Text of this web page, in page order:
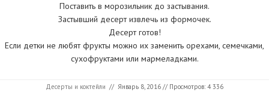
Поставить в морозильник до застывания.
Застывший десерт извлечь из формочек.
Десерт готов!
Если детки не любят фрукты можно их заменить орехами, семечками,
сухофруктами или мармеладками.
Десерты и коктейли // Январь 8, 2016 // Просмотров: 4 336